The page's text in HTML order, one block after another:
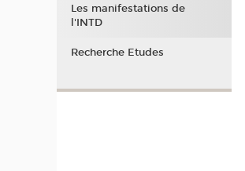
Les manifestations de
l'INTD
Recherche Etudes